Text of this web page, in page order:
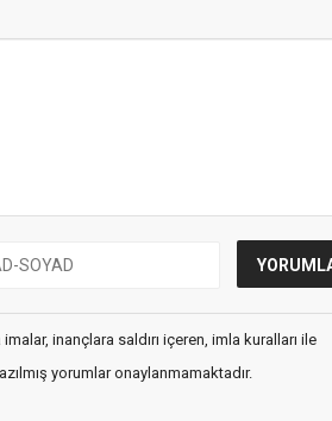
inançlara saldırı içeren, imla kuralları ile
yorumlar onaylanmamaktadır.